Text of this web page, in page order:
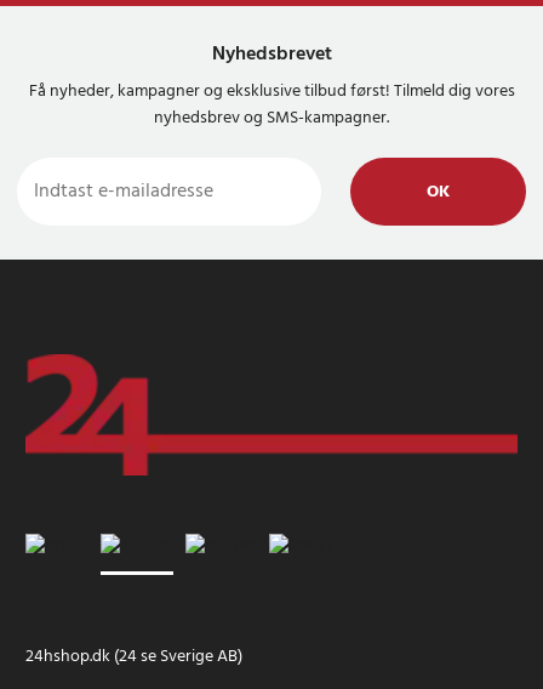
Nyhedsbrevet
Få nyheder, kampagner og eksklusive tilbud først! Tilmeld dig vores
nyhedsbrev og SMS-kampagner.
OK
24hshop.dk (24 se Sverige AB)